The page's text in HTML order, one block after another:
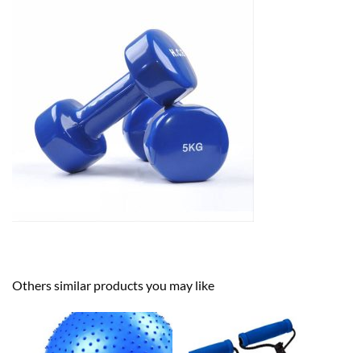
Others similar products you may like